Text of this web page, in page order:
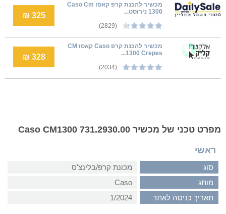
מכשיר להכנת קרפ קאסו Caso Cm
1300 נירוסט...
(2829)
325 ₪
מכשיר להכנת קרפ Caso קאסו CM
1300 Crepes...
(2034)
328 ₪
מפרט טכני של מכשיר Caso CM1300 731.2930.00
ראשי
סוג
מכונת קרפ/בלינצ'ס
מותג
Caso
תאריך כניסה לאתר
1/2024